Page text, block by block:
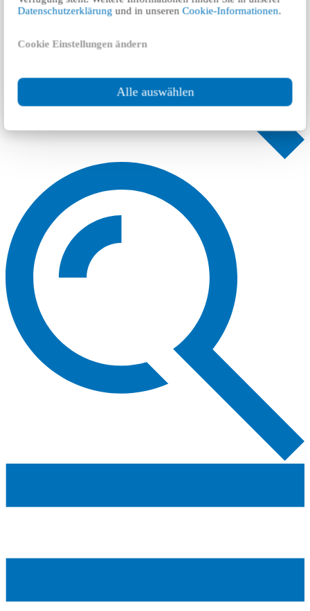
Datenschutzerklärung und in unserenCookie-Informationen.
Cookie Einstellungen ändern
Alle auswählen